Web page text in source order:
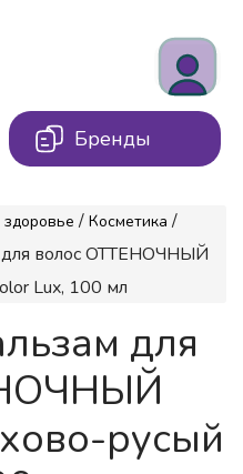
Бренды
/ Косметика /
для волос ОТТЕНОЧНЫЙ
Lux, 100 мл
для
русый